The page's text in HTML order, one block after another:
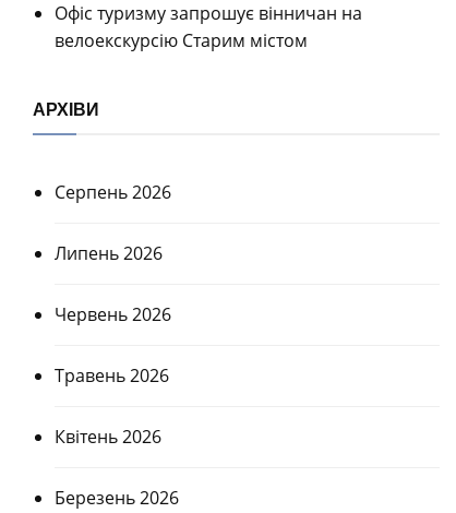
Офіс туризму запрошує вінничан на
велоекскурсію Старим містом
АРХІВИ
Серпень 2026
Липень 2026
Червень 2026
Травень 2026
Квітень 2026
Березень 2026